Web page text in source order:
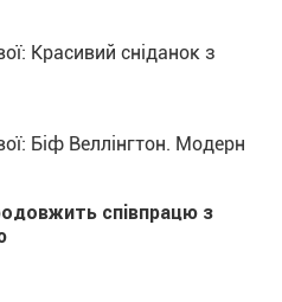
Красивий сніданок з
Біф Веллінгтон. Модерн
співпрацю з